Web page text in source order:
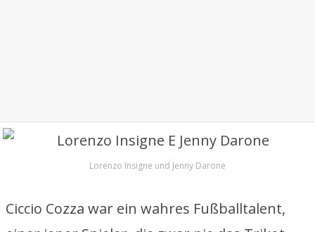
Lorenzo Insigne und Jenny Darone
Ciccio Cozza war ein wahres Fußballtalent,